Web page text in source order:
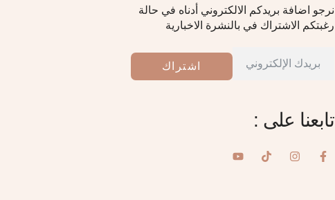
نرجو اضافة بريدكم الالكتروني أدناه في حالة
رغبتكم الاشتراك في بالنشرة الاخبارية
اشتراك
تابعنا على :